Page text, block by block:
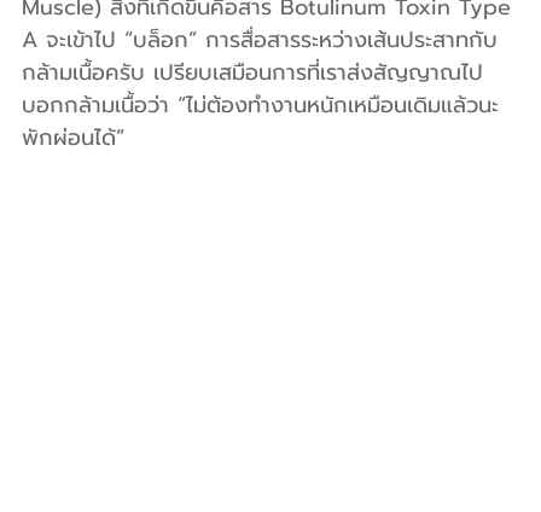
Muscle) สิ่งที่เกิดขึ้นคือสาร Botulinum Toxin Type
A จะเข้าไป “บล็อก” การสื่อสารระหว่างเส้นประสาทกับ
กล้ามเนื้อครับ เปรียบเสมือนการที่เราส่งสัญญาณไป
บอกกล้ามเนื้อว่า “ไม่ต้องทำงานหนักเหมือนเดิมแล้วนะ
พักผ่อนได้”